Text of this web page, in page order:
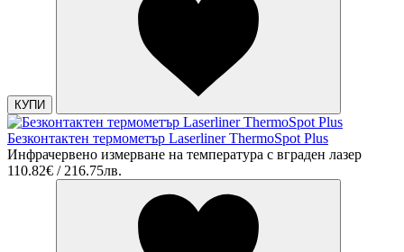
КУПИ
Безконтактен термометър Laserliner ThermoSpot Plus
Инфрачервено измерване на температура с вграден лазер
110.82€ / 216.75лв.